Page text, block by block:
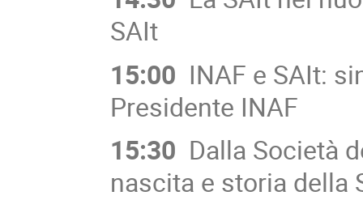
SAIt
15:00 INAF e SAIt:
Presidente INAF
15:30 Dalla Società
nascita e storia della